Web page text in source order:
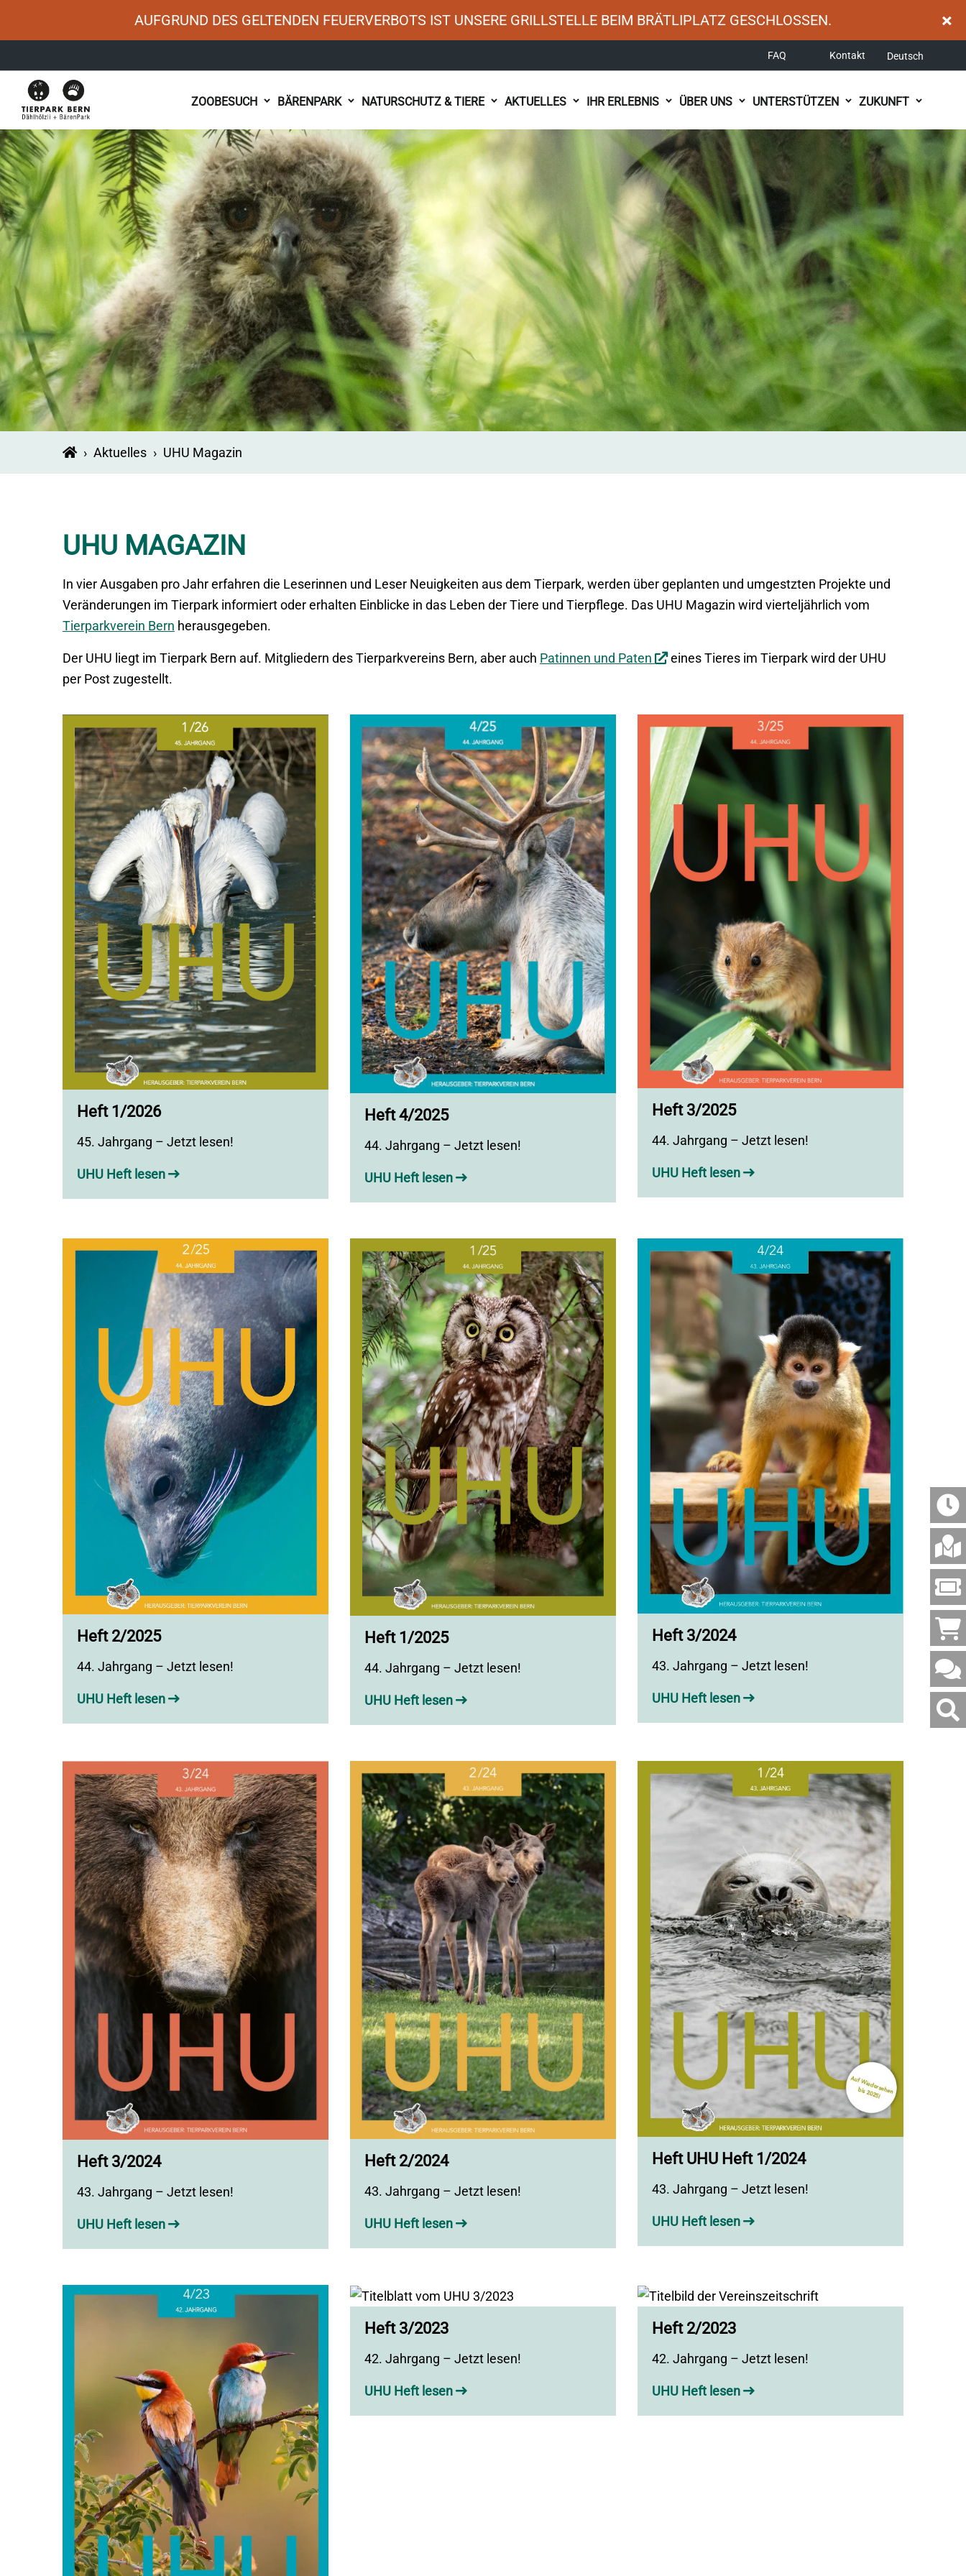
AUFGRUND DES GELTENDEN FEUERVERBOTS IST UNSERE GRILLSTELLE BEIM BRÄTLIPLATZ GESCHLOSSEN. ×
FAQ Kontakt Deutsch
navigation
ZOOBESUCH BÄRENPARK NATURSCHUTZ & TIERE AKTUELLES IHR ERLEBNIS ÜBER UNS UNTERSTÜTZEN ZUKUNFT
› Aktuelles › UHU Magazin
UHU MAGAZIN
In vier Ausgaben pro Jahr erfahren die Leserinnen und Leser Neuigkeiten aus dem Tierpark, werden über geplanten und umgestzten Projekte und
Veränderungen im Tierpark informiert oder erhalten Einblicke in das Leben der Tiere und Tierpflege. Das UHU Magazin wird vierteljährlich vom
Tierparkverein Bern herausgegeben.
Der UHU liegt im Tierpark Bern auf. Mitgliedern des Tierparkvereins Bern, aber auch Patinnen und Paten
Link
neuem
Fenster
eines Tieres im Tierpark wird der UHU
per Post zugestellt.
Heft 1/2026
45. Jahrgang – Jetzt lesen!
UHU Heft lesen
Heft 4/2025
44. Jahrgang – Jetzt lesen!
UHU Heft lesen
Heft 3/2025
44. Jahrgang – Jetzt lesen!
UHU Heft lesen
Heft 2/2025
44. Jahrgang – Jetzt lesen!
UHU Heft lesen
Heft 1/2025
44. Jahrgang – Jetzt lesen!
UHU Heft lesen
Heft 3/2024
43. Jahrgang – Jetzt lesen!
UHU Heft lesen
Heft 3/2024
43. Jahrgang – Jetzt lesen!
UHU Heft lesen
Heft 2/2024
43. Jahrgang – Jetzt lesen!
UHU Heft lesen
Heft UHU Heft 1/2024
43. Jahrgang – Jetzt lesen!
UHU Heft lesen
Heft 3/2023
42. Jahrgang – Jetzt lesen!
UHU Heft lesen
Heft 2/2023
42. Jahrgang – Jetzt lesen!
UHU Heft lesen